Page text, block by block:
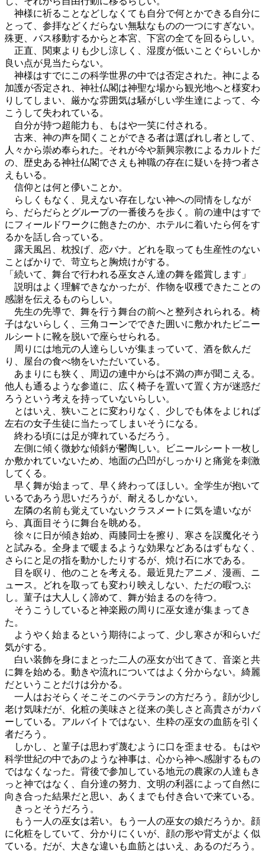
神様に祈ることなどしなくても自分で何とかできる自分に
とって、参拝などくだらない無駄なものの一つにすぎない。
殊更、バス移動するからと本宮、下宮の全てを回るらしい。
正直、関東よりも少し涼しく、湿度が低いことぐらいしか
良い点が見当たらない。
神様はすでにこの科学世界の中では否定された。神による
加護が否定され、神社仏閣は神聖な場から観光地へと様変わ
りしてしまい、厳かな雰囲気は騒がしい学生達によって、今
こうして失われている。
自分が持つ超能力も、もはや一笑に付される。
古来、神の声を聞くことができる者は選ばれし者として、
人々から崇め奉られた。それが今や新興宗教によるカルトだ
の、歴史ある神社仏閣でさえも神職の存在に疑いを持つ者さ
えもいる。
信仰とは何と儚いことか。
らしくもなく、見えない存在しない神への同情をしなが
ら、だらだらとグループの一番後ろを歩く。前の連中はすで
にフィールドワークに飽きたのか、ホテルに着いたら何をす
るかを話し合っている。
露天風呂、枕投げ、恋バナ。どれを取っても生産性のない
ことばかりで、苛立ちと胸焼けがする。
「続いて、舞台で行われる巫女さん達の舞を鑑賞します」
説明はよく理解できなかったが、作物を収穫できたことの
感謝を伝えるものらしい。
先生の先導で、舞を行う舞台の前へと整列されられる。椅
子はないらしく、三角コーンでできた囲いに敷かれたビニー
ルシートに靴を脱いで座らせられる。
周りには地元の人達らしいが集まっていて、酒を飲んだ
り、屋台の食べ物をいただいている。
あまりにも狭く、周辺の連中からは不満の声が聞こえる。
他人も通るような参道に、広く椅子を置いて置く方が迷惑だ
ろうという考えを持っていないらしい。
とはいえ、狭いことに変わりなく、少しでも体をよじれば
左右の女子生徒に当たってしまいそうになる。
終わる頃には足が痺れているだろう。
左側に傾く微妙な傾斜が鬱陶しい。ビニールシート一枚し
か敷かれていないため、地面の凸凹がしっかりと痛覚を刺激
してくる。
早く舞が始まって、早く終わってほしい。全学生が抱いて
いるであろう思いだろうが、耐えるしかない。
左隣の名前も覚えていないクラスメートに気を遣いなが
ら、真面目そうに舞台を眺める。
徐々に日が傾き始め、両膝同士を擦り、寒さを誤魔化そう
と試みる。全身まで暖まるような効果などあるはずもなく、
さらにと足の指を動かしたりするが、焼け石に水である。
目を瞑り、他のことを考える。最近見たアニメ、漫画、ニ
ュース。どれを取っても変わり映えしない、ただの暇つぶ
し。菫子は大人しく諦めて、舞が始まるのを待つ。
そうこうしていると神楽殿の周りに巫女達が集まってき
た。
ようやく始まるという期待によって、少し寒さが和らいだ
気がする。
白い装飾を身にまとった二人の巫女が出てきて、音楽と共
に舞を始める。動きや流れについてはよく分からない。綺麗
だということだけは分かる。
一人はおそらくそこそこのベテランの方だろう。顔が少し
老け気味だが、化粧の美味さと従来の美しさと高貴さがカバ
ーしている。アルバイトではない、生粋の巫女の血筋を引く
者だろう。
しかし、と菫子は思わず蔑むように口を歪ませる。もはや
科学世紀の中であのような神事は、心から神へ感謝するもの
ではなくなった。背後で参加している地元の農家の人達もき
っと神ではなく、自分達の努力、文明の利器によって自然に
向き合った結果だと思い、あくまでも付き合いで来ている。
きっとそうだろう。
もう一人の巫女は若い。もう一人の巫女の娘だろうか。顔
に化粧をしていて、分かりにくいが、顔の形や背丈がよく似
ている。だが、大きな違いも血筋とはいえ、あるのだろう。